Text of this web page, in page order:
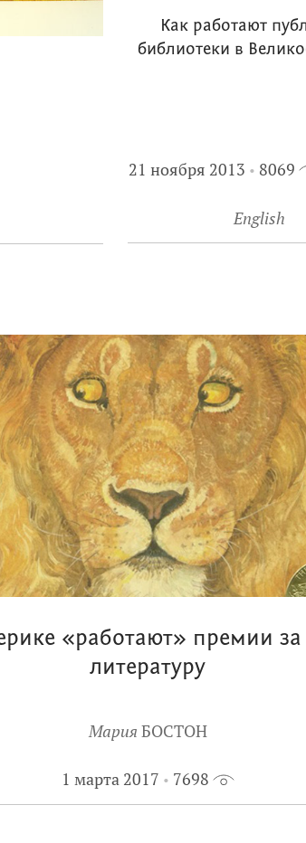
Как работают
библиотеки в
21 ноября 2013 8069
English
«работают» премии за
литературу
Мария БОСТОН
1 марта 2017 7698